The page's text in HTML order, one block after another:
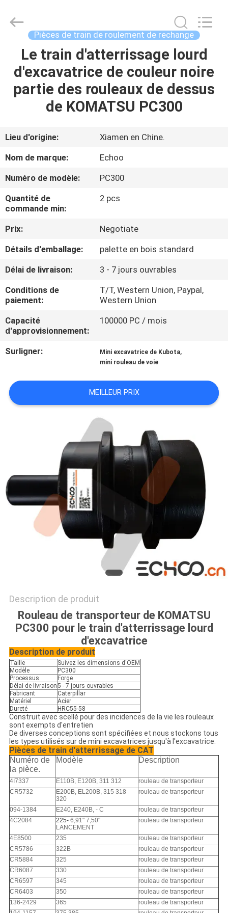
MAISON
PRODUITS
SUJET
DE
NOUS
VISITE
D'USINE
CONTRÔLE
DE
QUALITÉ
NOUVELLES
DEMANDEZ
CITATION
PRIVACY
POLICY
Corporation.
Pièces de train de roulement de rechange
Le train d'atterrissage lourd
d'excavatrice de couleur noire
partie des rouleaux de dessus
de KOMATSU PC300
Lieu d'origine:
Xiamen en Chine.
Nom de marque:
Echoo
Numéro de modèle:
PC300
Quantité de
commande min:
2 pcs
Prix:
Negotiate
Détails d'emballage:
palette en bois standard
Délai de livraison:
3 - 7 jours ouvrables
Conditions de
paiement:
T/T, Western Union, Paypal,
Western Union
Capacité
d'approvisionnement:
100000 PC / mois
Surligner: Mini excavatrice de Kubota,
mini rouleau de voie
MEILLEUR PRIX
Description de produit
Rouleau de transporteur de KOMATSU
PC300 pour le train d'atterrissage lourd
d'excavatrice
Description de produit
Taille
Suivez les dimensions d'OEM
Modèle
PC300
Processus
Forge
Délai de livraison5 - 7 jours ouvrables
Fabricant
Caterpillar
Matériel
Acier
Dureté
HRC55-58
Construit avec scellé pour des incidences de la vie les rouleaux
sont exempts d'entretien
De diverses conceptions sont spécifiées et nous stockons tous
les types utilisés sur de mini excavatrices jusqu'à l'excavatrice.
Pièces de train d'atterrissage de CAT
Numéro de
la pièce.
Modèle Description
4I7337 E110B, E120B, 311 312
rouleau de transporteur
CR5732
E200B, EL200B, 315 318
320
rouleau de transporteur
094-1384 E240, E240B, - C
rouleau de transporteur
4C2084
225- 6,91" 7,50"
LANCEMENT
rouleau de transporteur
4E8500 235
rouleau de transporteur
CR5786
322B
rouleau de transporteur
CR5884
325
rouleau de transporteur
CR6087
330
rouleau de transporteur
CR6597
345
rouleau de transporteur
CR6403
350
rouleau de transporteur
136-2429
365
rouleau de transporteur